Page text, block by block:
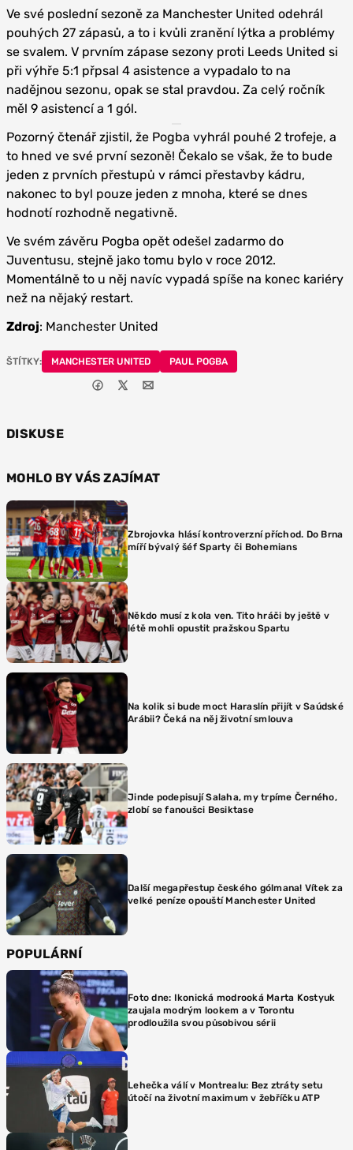
Ve své poslední sezoně za Manchester United odehrál
pouhých 27 zápasů, a to i kvůli zranění lýtka a problémy
se svalem. V prvním zápase sezony proti Leeds United si
při výhře 5:1 přpsal 4 asistence a vypadalo to na
nadějnou sezonu, opak se stal pravdou. Za celý ročník
měl 9 asistencí a 1 gól.
Pozorný čtenář zjistil, že Pogba vyhrál pouhé 2 trofeje, a
to hned ve své první sezoně! Čekalo se však, že to bude
jeden z prvních přestupů v rámci přestavby kádru,
nakonec to byl pouze jeden z mnoha, které se dnes
hodnotí rozhodně negativně.
Ve svém závěru Pogba opět odešel zadarmo do
Juventusu, stejně jako tomu bylo v roce 2012.
Momentálně to u něj navíc vypadá spíše na konec kariéry
než na nějaký restart.
Zdroj: Manchester United
ŠTÍTKY: MANCHESTER UNITED PAUL POGBA
DISKUSE
MOHLO BY VÁS ZAJÍMAT
Zbrojovka hlásí kontroverzní příchod. Do Brna
míří bývalý šéf Sparty či Bohemians
Někdo musí z kola ven. Tito hráči by ještě v
létě mohli opustit pražskou Spartu
Na kolik si bude moct Haraslín přijít v Saúdské
Arábii? Čeká na něj životní smlouva
Jinde podepisují Salaha, my trpíme Černého,
zlobí se fanoušci Besiktase
Další megapřestup českého gólmana! Vítek za
velké peníze opouští Manchester United
POPULÁRNÍ
Foto dne: Ikonická modrooká Marta Kostyuk
zaujala modrým lookem a v Torontu
prodloužila svou působivou sérii
Lehečka válí v Montrealu: Bez ztráty setu
útočí na životní maximum v žebříčku ATP